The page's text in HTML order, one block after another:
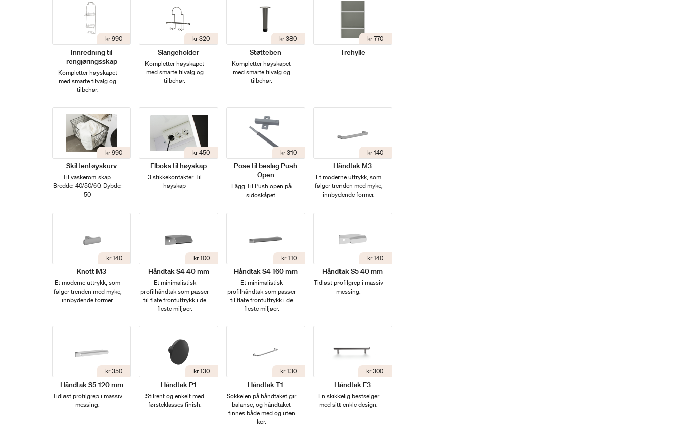
kr 990
Innredning til
rengjøringsskap
Kompletter høyskapet
med smarte tilvalg og
tilbehør.
kr 320
Slangeholder
Kompletter høyskapet
med smarte tilvalg og
tilbehør.
kr 380
Støtteben
Kompletter høyskapet
med smarte tilvalg og
tilbehør.
kr 770
Trehylle
kr 990
Skittentøyskurv
Til vaskerom skap.
Bredde: 40/50/60. Dybde:
50
kr 450
Elboks til høyskap
3 stikkekontakter Til
høyskap
kr 310
Pose til beslag Push
Open
Lägg Til Push open på
sidoskåpet.
kr 140
Håndtak M3
Et moderne uttrykk, som
følger trenden med myke,
innbydende former.
kr 140
Knott M3
Et moderne uttrykk, som
følger trenden med myke,
innbydende former.
kr 100
Håndtak S4 40 mm
Et minimalistisk
profilhåndtak som passer
til flate frontuttrykk i de
fleste miljøer.
kr 110
Håndtak S4 160 mm
Et minimalistisk
profilhåndtak som passer
til flate frontuttrykk i de
fleste miljøer.
kr 140
Håndtak S5 40 mm
Tidløst profilgrep i massiv
messing.
kr 350
Håndtak S5 120 mm
Tidløst profilgrep i massiv
messing.
kr 130
Håndtak P1
Stilrent og enkelt med
førsteklasses finish.
kr 130
Håndtak T1
Sokkelen på håndtaket gir
balanse, og håndtaket
finnes både med og uten
lær.
kr 300
Håndtak E3
En skikkelig bestselger
med sitt enkle design.